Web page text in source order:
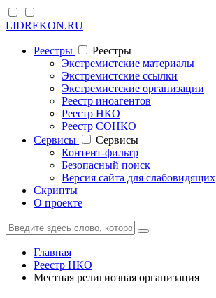
LIDREKON.RU
Реестры
Реестры
Экстремистские материалы
Экстремистские ссылки
Экстремистские организации
Реестр иноагентов
Реестр НКО
Реестр СОНКО
Cервисы
Cервисы
Контент-фильтр
Безопасный поиск
Версия сайта для слабовидящих
Скрипты
О проекте
Главная
Реестр НКО
Местная религиозная организация